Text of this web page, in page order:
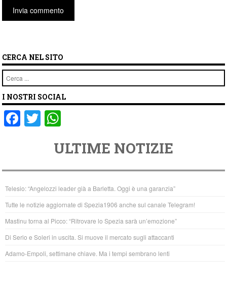
CERCA NEL SITO
Cerca
I NOSTRI SOCIAL
F
a
e
b
o
o
k
T
wi
er
at
s
A
p
p
ULTIME NOTIZIE
Telesio: “Angelozzi leader già a Barletta. Oggi è una garanzia”
Tutte le notizie aggiornate di Spezia1906 anche sul canale Telegram!
Mastinu torna al Picco: “Ritrovare lo Spezia sarà un’emozione”
Di Serio e Soleri in uscita. Si muove il mercato sugli attaccanti
Adamo-Empoli, settimane chiave. Ma i tempi sembrano lenti